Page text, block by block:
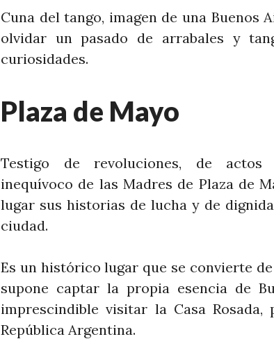
Cuna del tango, imagen de una Buenos
olvidar un pasado de arrabales y
curiosidades.
Plaza de Mayo
Testigo de revoluciones, de actos
inequívoco de las Madres de Plaza de
lugar sus historias de lucha y de
ciudad.
Es un histórico lugar que se convierte
supone captar la propia esencia de
imprescindible visitar la Casa
República Argentina.